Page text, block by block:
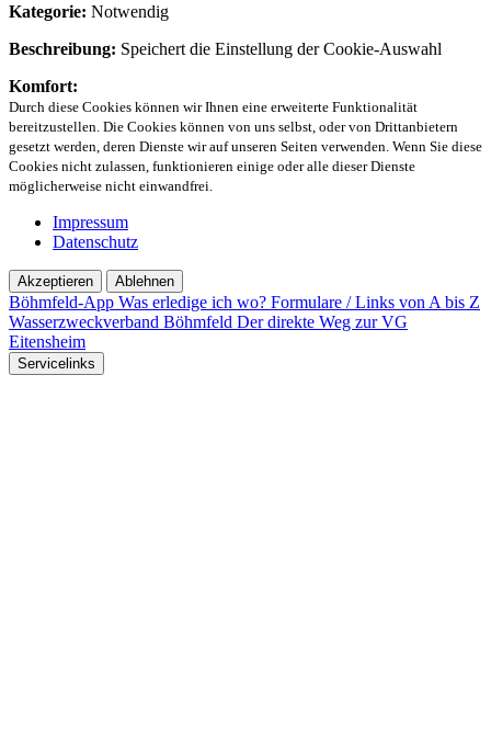
Kategorie: Notwendig
Beschreibung: Speichert die Einstellung der Cookie-Auswahl
Komfort:
Durch diese Cookies können wir Ihnen eine erweiterte Funktionalität
bereitzustellen. Die Cookies können von uns selbst, oder von Drittanbietern
gesetzt werden, deren Dienste wir auf unseren Seiten verwenden. Wenn Sie diese
Cookies nicht zulassen, funktionieren einige oder alle dieser Dienste
möglicherweise nicht einwandfrei.
Impressum
Datenschutz
Akzeptieren Ablehnen
Böhmfeld-App Was erledige ich wo? Formulare / Links von A bis Z
Wasserzweckverband Böhmfeld Der direkte Weg zur VG
Eitensheim
Servicelinks